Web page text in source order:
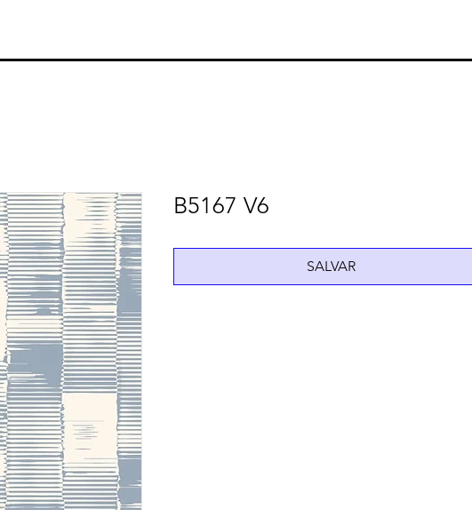
B5167 V6
SALVAR